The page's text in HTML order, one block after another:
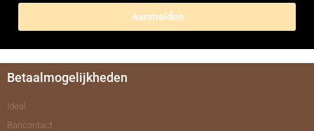
Aanmelden
Betaalmogelijkheden
Ideal
Bancontact